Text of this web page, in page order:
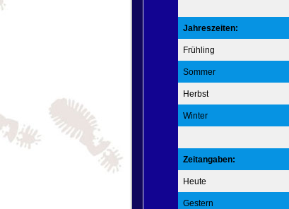
Jahreszeiten:
Frühling
Sommer
Herbst
Winter
Zeitangaben:
Heute
Gestern